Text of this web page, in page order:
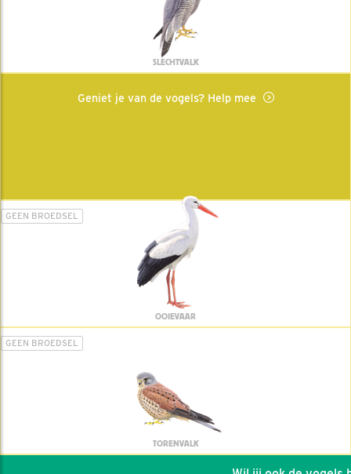
SLECHTVALK
Geniet je van de vogels? Help mee
GEEN BROEDSEL
OOIEVAAR
GEEN BROEDSEL
TORENVALK